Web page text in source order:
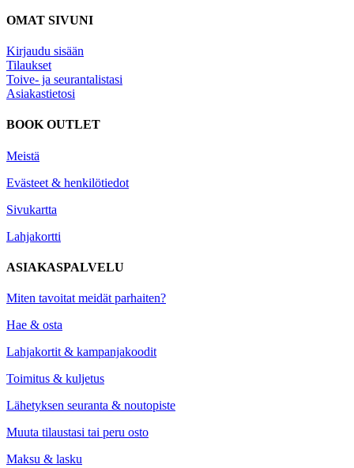
OMAT SIVUNI
Kirjaudu sisään
Tilaukset
Toive- ja seurantalistasi
Asiakastietosi
BOOK OUTLET
Meistä
Evästeet & henkilötiedot
Sivukartta
Lahjakortti
ASIAKASPALVELU
Miten tavoitat meidät parhaiten?
Hae & osta
Lahjakortit & kampanjakoodit
Toimitus & kuljetus
Lähetyksen seuranta & noutopiste
Muuta tilaustasi tai peru osto
Maksu & lasku